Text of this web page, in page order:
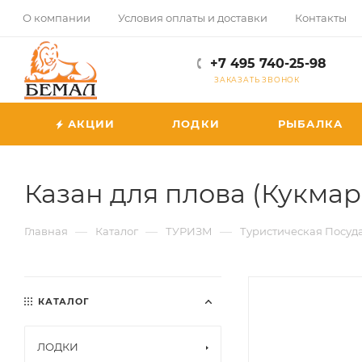
О компании Условия оплаты и доставки Контакты
+7 495 740-25-98
ЗАКАЗАТЬ ЗВОНОК
АКЦИИ ЛОДКИ РЫБАЛКА
Казан для плова
Главная — Каталог — ТУРИЗМ — Туристическая
КАТАЛОГ
ЛОДКИ